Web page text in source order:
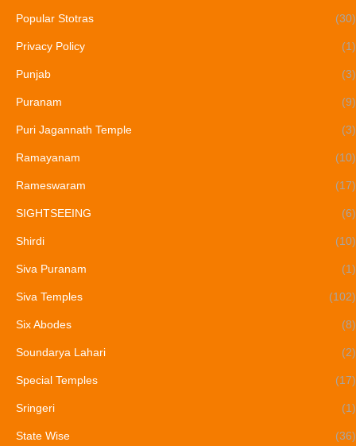
Popular Stotras (30)
Privacy Policy (1)
Punjab (3)
Puranam (9)
Puri Jagannath Temple (3)
Ramayanam (10)
Rameswaram (17)
SIGHTSEEING (6)
Shirdi (10)
Siva Puranam (1)
Siva Temples (102)
Six Abodes (8)
Soundarya Lahari (2)
Special Temples (17)
Sringeri (1)
State Wise (36)